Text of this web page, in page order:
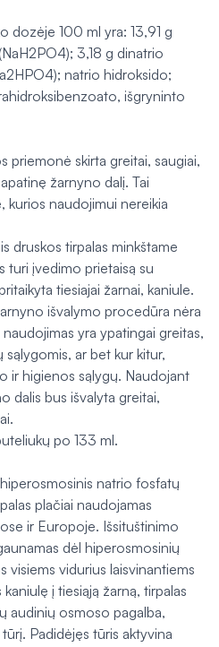
dozėje 100 ml yra: 13,91 g
3,18 g dinatrio
natrio hidroksido;
išgryninto
priemonė skirta greitai, saugiai,
žarnyno dalį. Tai
naudojimui nereikia
druskos tirpalas minkštame
turi įvedimo prietaisą su
tiesiajai žarnai, kaniule.
išvalymo procedūra nėra
yra ypatingai greitas,
ar bet kur kitur,
ir higienos sąlygų. Naudojant
dalis bus išvalyta greitai,
po 133 ml.
natrio fosfatų
plačiai naudojamas
ir Europoje. Išsituštinimo
dėl hiperosmosinių
visiems vidurius laisvinantiems
į tiesiąją žarną, tirpalas
audinių osmoso pagalba,
Padidėjęs tūris aktyvina